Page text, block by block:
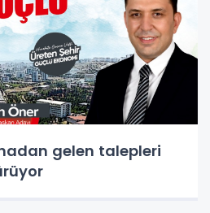
gelen talepleri